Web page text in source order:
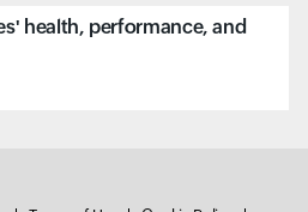
health, performance, and